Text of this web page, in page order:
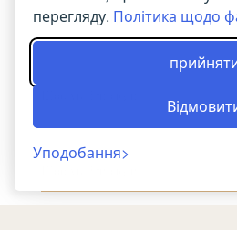
перегляду. Політика щодо
Уподобання